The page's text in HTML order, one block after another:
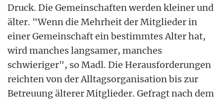
Druck. Die Gemeinschaften werden kleiner und
älter. "Wenn die Mehrheit der Mitglieder in
einer Gemeinschaft ein bestimmtes Alter hat,
wird manches langsamer, manches
schwieriger", so Madl. Die Herausforderungen
reichten von der Alltagsorganisation bis zur
Betreuung älterer Mitglieder. Gefragt nach dem